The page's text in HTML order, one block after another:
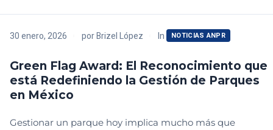
30 enero, 2026 porBrizel López In NOTICIAS ANPR
Green Flag Award: El Reconocimiento que
está Redefiniendo la Gestión de Parques
en México
Gestionar un parque hoy implica mucho más que